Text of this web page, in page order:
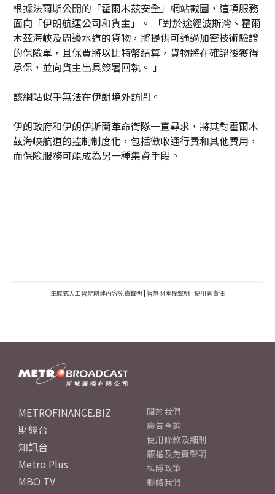
根據法爾斯公開的「霍爾木茲安全」網站截圖，這項服務
面向「伊朗航運公司和貨主」。 「對於途經波斯灣、霍爾
木茲海峽及周邊水道的貨物，將提供可通過加密技術驗證
的保險單，且保費將以比特幣結算，貨物將在確認後獲得
承保，並向貨主出具簽署回執。 」
該網站似乎無法在伊朗境外訪問。
伊朗政府和伊朗伊斯蘭革命衛隊一直尋求，將其對霍爾木
茲海峽航道的控制制度化，包括徵收通行費和其他費用，
而保險服務可能成為另一種集資手段。
生成式人工智能創建內容免責聲明 | 智慧財產權聲明 | 使用者責任
METROFINANCE.BIZ
財經台
知訊台
Metro Plus
MBO TV
關於我們
廣告查詢
使用條款及細則
版權及免責聲明
私隱政策
聯絡我們